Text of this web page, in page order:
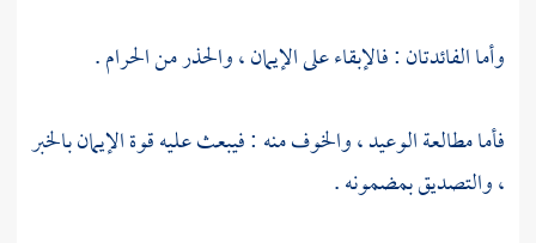
وأما الفائدتان : فالإبقاء على الإيمان ، والحذر من الحرام .
فأما مطالعة الوعيد ، والخوف منه : فيبعث عليه قوة الإيمان بالخبر
، والتصديق بمضمونه .